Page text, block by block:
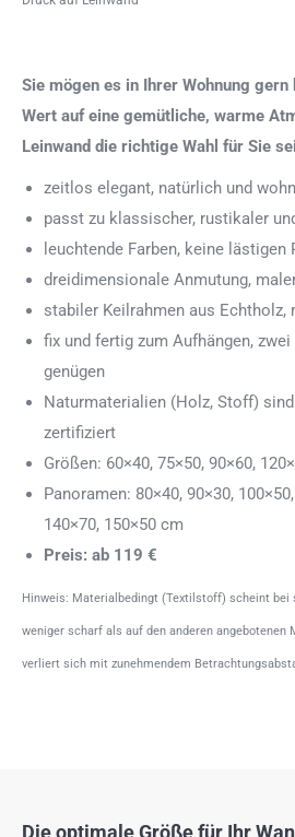
Sie mögen es in Ihrer Wohnung
Wert auf eine gemütliche, warme
Leinwand die richtige Wahl für Sie
zeitlos elegant, natürlich und
passt zu klassischer, rustikaler
leuchtende Farben, keine lästigen
dreidimensionale Anmutung,
stabiler Keilrahmen aus Echtholz,
fix und fertig zum Aufhängen,
genügen
Naturmaterialien (Holz, Stoff) sind
zertifiziert
Größen: 60×40, 75×50, 90×60,
Panoramen: 80×40, 90×30,
140×70, 150×50 cm
Preis: ab 119 €
Hinweis: Materialbedingt (Textilstoff) scheint bei
weniger scharf als auf den anderen angebotenen
verliert sich mit zunehmendem
Die optimale Größe für Ihr